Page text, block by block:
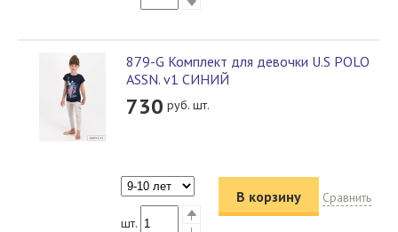
879-G Комплект для девочки U.S POLO
ASSN. v1 СИНИЙ
730 руб. шт.
шт.
В корзину Сравнить